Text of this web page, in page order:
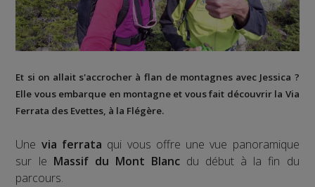
Et si on allait s'accrocher à flan de montagnes avec Jessica ?
Elle vous embarque en montagne et vous fait découvrir la Via
Ferrata des Evettes, à la Flégère.
Une via ferrata qui vous offre une vue panoramique
sur le Massif du Mont Blancdu début à la fin du
parcours.